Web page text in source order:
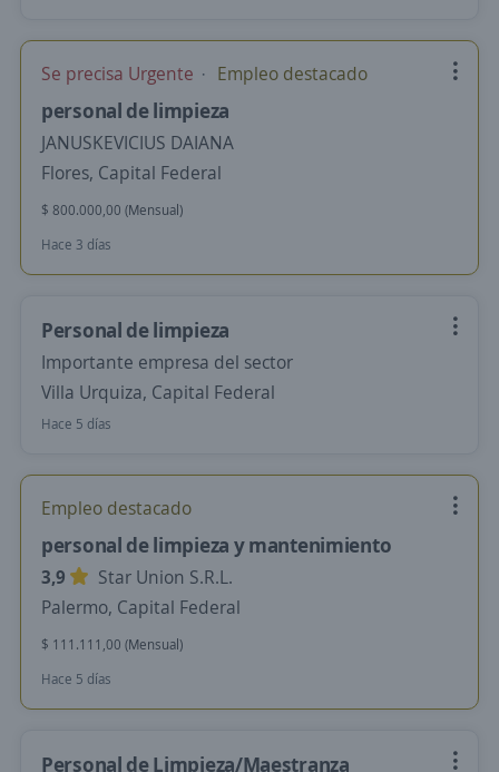
Se precisa Urgente Empleo destacado
personal de limpieza
JANUSKEVICIUS DAIANA
Flores, Capital Federal
$ 800.000,00 (Mensual)
Hace 3 días
Personal de limpieza
Importante empresa del sector
Villa Urquiza, Capital Federal
Hace 5 días
Empleo destacado
personal de limpieza y mantenimiento
3,9
Star Union S.R.L.
Palermo, Capital Federal
$ 111.111,00 (Mensual)
Hace 5 días
Personal de Limpieza/Maestranza